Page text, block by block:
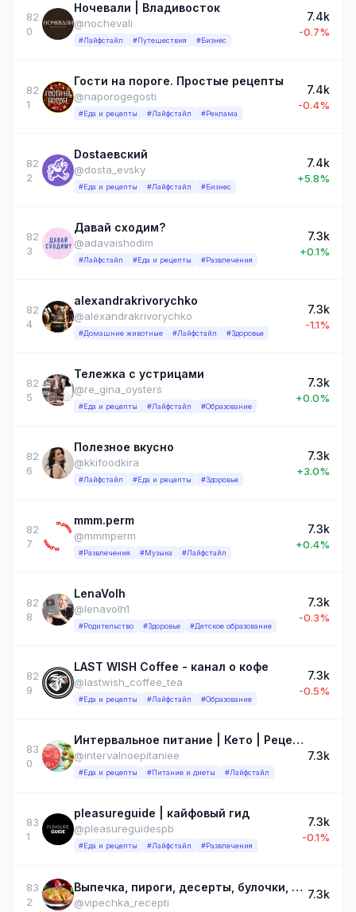
82
0
Ночевали | Владивосток
@nochevali
#Лайфстайл #Путешествия #Бизнес
7.4k
-0.7%
82
1
Гости на пороге. Простые рецепты
@naporogegosti
#Еда и рецепты #Лайфстайл #Реклама
7.4k
-0.4%
82
2
Dostaевский
@dosta_evsky
#Еда и рецепты #Лайфстайл #Бизнес
7.4k
+5.8%
82
3
Давай сходим?
@adavaishodim
#Лайфстайл #Еда и рецепты #Развлечения
7.3k
+0.1%
82
4
alexandrakrivorychko
@alexandrakrivorychko
#Домашние животные #Лайфстайл #Здоровье
7.3k
-1.1%
82
5
Тележка с устрицами
@re_gina_oysters
#Еда и рецепты #Лайфстайл #Образование
7.3k
+0.0%
82
6
Полезное вкусно
@kkifoodkira
#Лайфстайл #Еда и рецепты #Здоровье
7.3k
+3.0%
82
7
mmm.perm
@mmmperm
#Развлечения #Музыка #Лайфстайл
7.3k
+0.4%
82
8
LenaVolh
@lenavolh1
#Родительство #Здоровье #Детское образование
7.3k
-0.3%
82
9
LAST WISH Coffee - канал о кофе
@lastwish_coffee_tea
#Еда и рецепты #Лайфстайл #Образование
7.3k
-0.5%
83
0
Интервальное питание | Кето | Рецепты
@intervalnoepitaniee
#Еда и рецепты #Питание и диеты #Лайфстайл
7.3k
83
1
pleasureguide | кайфовый гид
@pleasureguidespb
#Еда и рецепты #Лайфстайл #Развлечения
7.3k
-0.1%
83
2
Выпечка, пироги, десерты, булочки, хлеб, пицца, лепёшки. Рецепты, хитрости
@vipechka_recepti
7.3k